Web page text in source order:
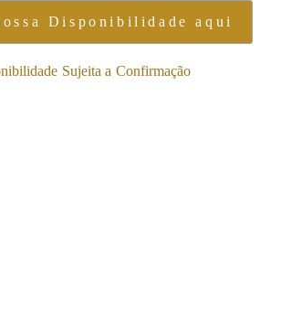
Disponibilidade aqui
a Confirmação